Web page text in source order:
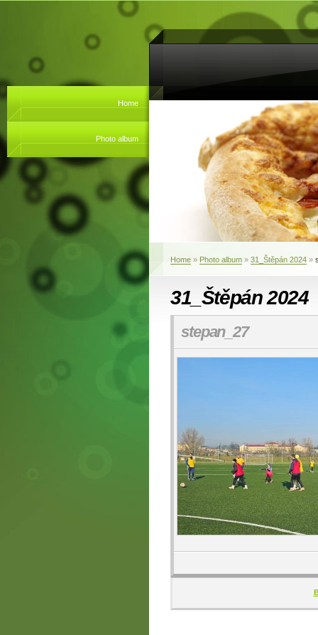
Home
Photo album
Home » Photo album » 31_Štěpán 2024 »
31_Štěpán 2024
stepan_27